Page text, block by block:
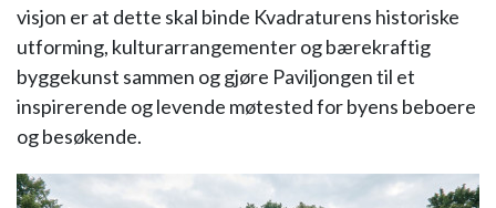
visjon er at dette skal binde Kvadraturens historiske
utforming, kulturarrangementer og bærekraftig
byggekunst sammen og gjøre Paviljongen til et
inspirerende og levende møtested for byens beboere
og besøkende.